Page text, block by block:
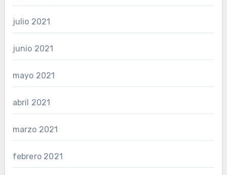
julio 2021
junio 2021
mayo 2021
abril 2021
marzo 2021
febrero 2021